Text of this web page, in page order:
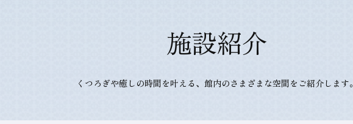
施設紹介
くつろぎや癒しの時間を叶える、館内のさまざまな空間をご紹介します。